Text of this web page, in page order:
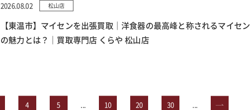
2026.08.02 松山店
【東温市】マイセンを出張買取｜洋食器の最高峰と称されるマイセン
の魅力とは？｜買取専門店 くらや 松山店
4 5 10 20 30 »